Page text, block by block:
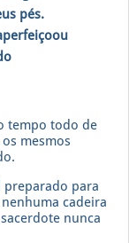
pés.
tempo todo de
mesmos
preparado para
cadeira
nunca